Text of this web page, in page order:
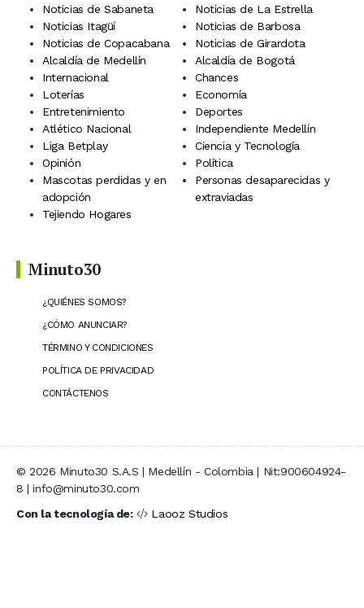
Noticias de Sabaneta
Noticias de La Estrella
Noticias Itagüí
Noticias de Barbosa
Noticias de Copacabana
Noticias de Girardota
Alcaldía de Medellín
Alcaldía de Bogotá
Internacional
Chances
Loterías
Economía
Entretenimiento
Deportes
Atlético Nacional
Independiente Medellín
Liga Betplay
Ciencia y Tecnología
Opinión
Política
Mascotas perdidas y en
adopción
Personas desaparecidas y
extraviadas
Tejiendo Hogares
Minuto30
¿QUIÉNES SOMOS?
¿CÓMO ANUNCIAR?
TÉRMINO Y CONDICIONES
POLÍTICA DE PRIVACIDAD
CONTÁCTENOS
© 2026 Minuto30 S.A.S | Medellín - Colombia | Nit:900604924-
8 | info@minuto30.com
Con la tecnología de:
Laooz Studios